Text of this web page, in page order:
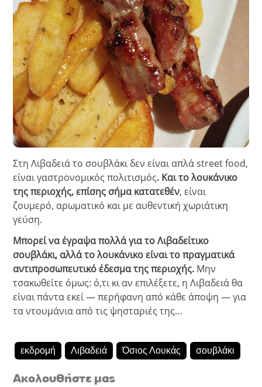
Στη Λιβαδειά το σουβλάκι δεν είναι απλά street food,
είναι γαστρονομικός πολιτισμός. Και το λουκάνικο
της περιοχής, επίσης σήμα κατατεθέν, είναι
ζουμερό, αρωματικό και με αυθεντική χωριάτικη
γεύση.
Μπορεί να έγραψα πολλά για το Λιβαδείτικο
σουβλάκι, αλλά το λουκάνικο είναι το πραγματικά
αντιπροσωπευτικό έδεσμα της περιοχής. Μην
τσακωθείτε όμως: ό,τι κι αν επιλέξετε, η Λιβαδειά θα
είναι πάντα εκεί — περήφανη από κάθε άποψη — για
τα ντουμάνια από τις ψησταριές της…
εκδρομή Λιβαδειά Όσιος Λουκάς σουβλάκι
Ακολουθήστε μας